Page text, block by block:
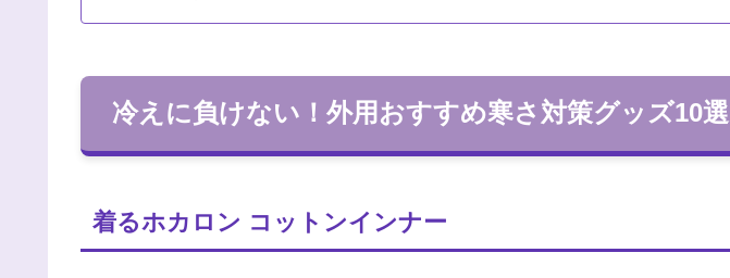
冷えに負けない！外用おすすめ寒さ対策グッズ10選
着るホカロン コットンインナー